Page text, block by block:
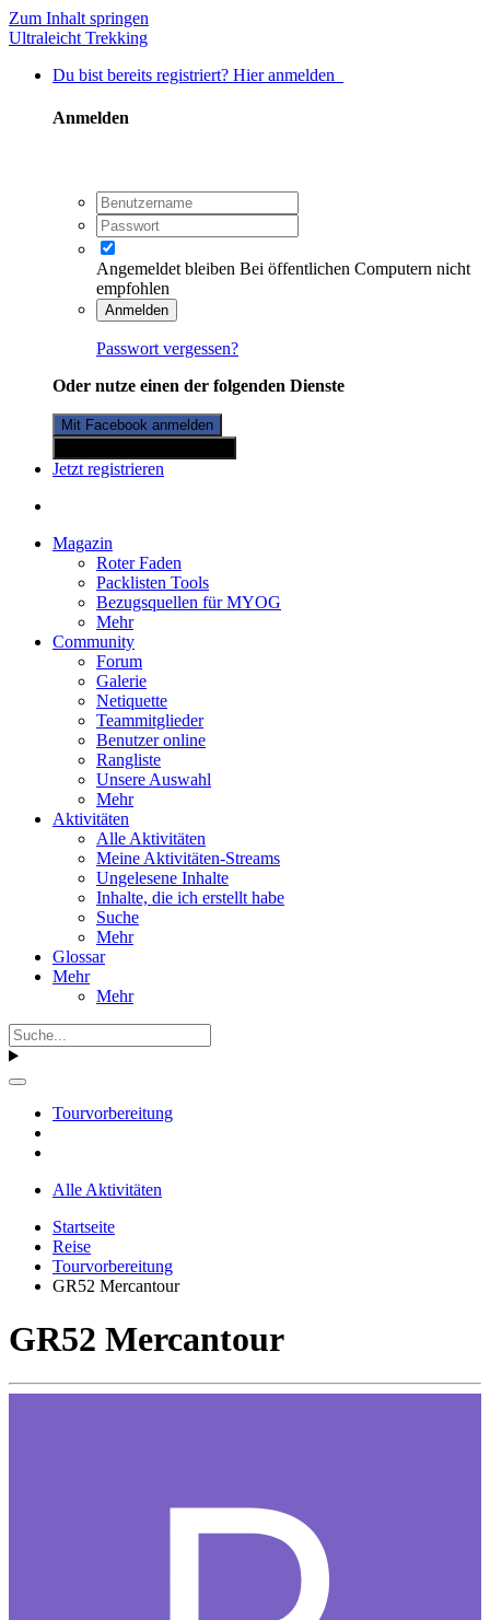
Zum Inhalt springen
Ultraleicht Trekking
Du bist bereits registriert? Hier anmelden
Anmelden
Angemeldet bleiben Bei öffentlichen Computern nicht
empfohlen
Anmelden
Passwort vergessen?
Oder nutze einen der folgenden Dienste
Mit Facebook anmelden
Jetzt registrieren
Magazin
Roter Faden
Packlisten Tools
Bezugsquellen für MYOG
Mehr
Community
Forum
Galerie
Netiquette
Teammitglieder
Benutzer online
Rangliste
Unsere Auswahl
Mehr
Aktivitäten
Alle Aktivitäten
Meine Aktivitäten-Streams
Ungelesene Inhalte
Inhalte, die ich erstellt habe
Suche
Mehr
Glossar
Mehr
Mehr
Tourvorbereitung
Alle Aktivitäten
Startseite
Reise
Tourvorbereitung
GR52 Mercantour
GR52 Mercantour